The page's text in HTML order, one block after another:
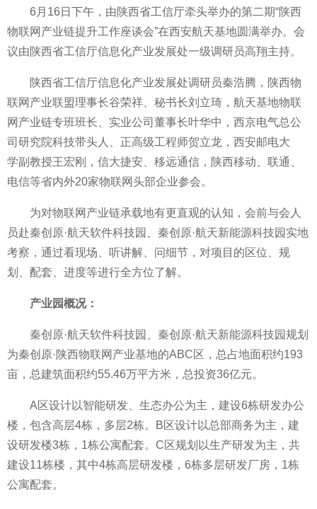
6月16日下午，由陕西省工信厅牵头举办的第二期“陕西
物联网产业链提升工作座谈会”在西安航天基地圆满举办。会
议由陕西省工信厅信息化产业发展处一级调研员高翔主持。
陕西省工信厅信息化产业发展处调研员秦浩腾，陕西物
联网产业联盟理事长谷荣祥、秘书长刘立琦，航天基地物联
网产业链专班班长、实业公司董事长叶华中，西京电气总公
司研究院科技带头人、正高级工程师贺立龙，西安邮电大
学‍副教授王宏刚，信大捷安、移远通信，陕西移动、联通、
电信等省内外20家物联网头部企业参会。
为对物联网产业链承载地有更直观的认知，会前与会人
员赴秦创原·航天软件科技园、秦创原·航天新能源科技园实地
考察，通过看现场、听讲解、问细节，对项目的区位、规
划、配套、进度等进行全方位了解。
产业园概况：
秦创原·航天软件科技园、秦创原·航天新能源科技园规划
为秦创原·陕西物联网产业基地的ABC区，总占地面积约193
亩，总建筑面积约55.46万平方米，总投资36亿元。
A区设计以智能研发、生态办公为主，建设6栋研发办公
楼，包含高层4栋，多层2栋。B区设计以总部商务为主，建
设研发楼3栋，1栋公寓配套。C区规划以生产研发为主，共
建设11栋楼，其中4栋高层研发楼，6栋多层研发厂房，1栋
公寓配套。